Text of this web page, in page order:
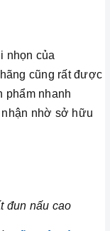
nhọn của
cũng rất được
phẩm nhanh
nhờ sở hữu
đun nấu cao